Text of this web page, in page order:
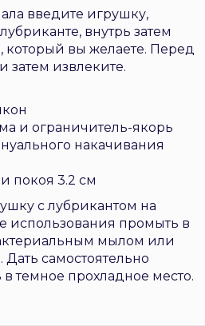
введите игрушку,
внутрь затем
который вы желаете. Перед
затем извлеките.
и ограничитель-якорь
накачивания
покоя 3.2 см
с лубрикантом на
использования промыть в
мылом или
самостоятельно
в темное прохладное место.